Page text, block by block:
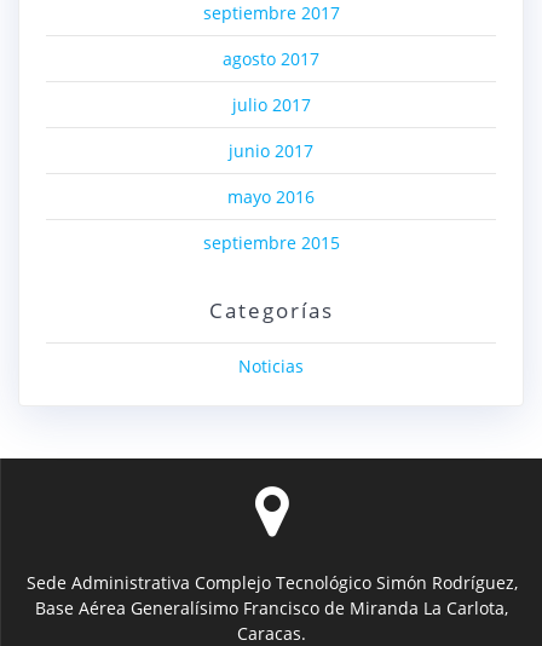
septiembre 2017
agosto 2017
julio 2017
junio 2017
mayo 2016
septiembre 2015
Categorías
Noticias
Sede Administrativa Complejo Tecnológico Simón Rodríguez,
Base Aérea Generalísimo Francisco de Miranda La Carlota,
Caracas.